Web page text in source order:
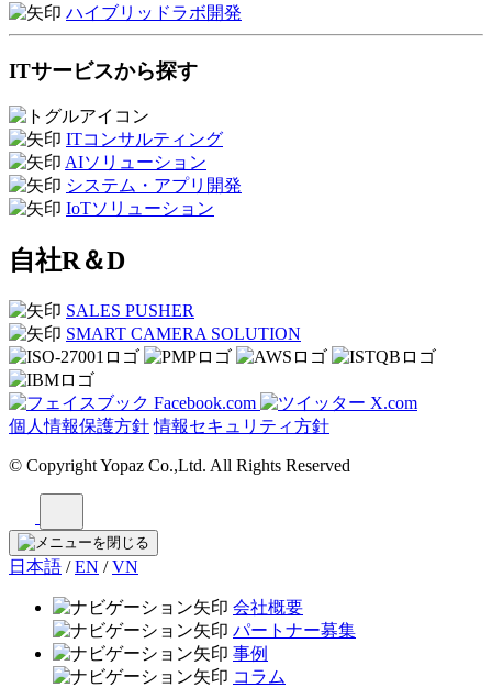
ハイブリッドラボ開発
ITサービスから探す
ITコンサルティング
AIソリューション
システム・アプリ開発
IoTソリューション
自社R＆D
SALES PUSHER
SMART CAMERA SOLUTION
Facebook.com
X.com
個人情報保護方針 情報セキュリティ方針
© Copyright Yopaz Co.,Ltd. All Rights Reserved
日本語 / EN / VN
会社概要
パートナー募集
事例
コラム